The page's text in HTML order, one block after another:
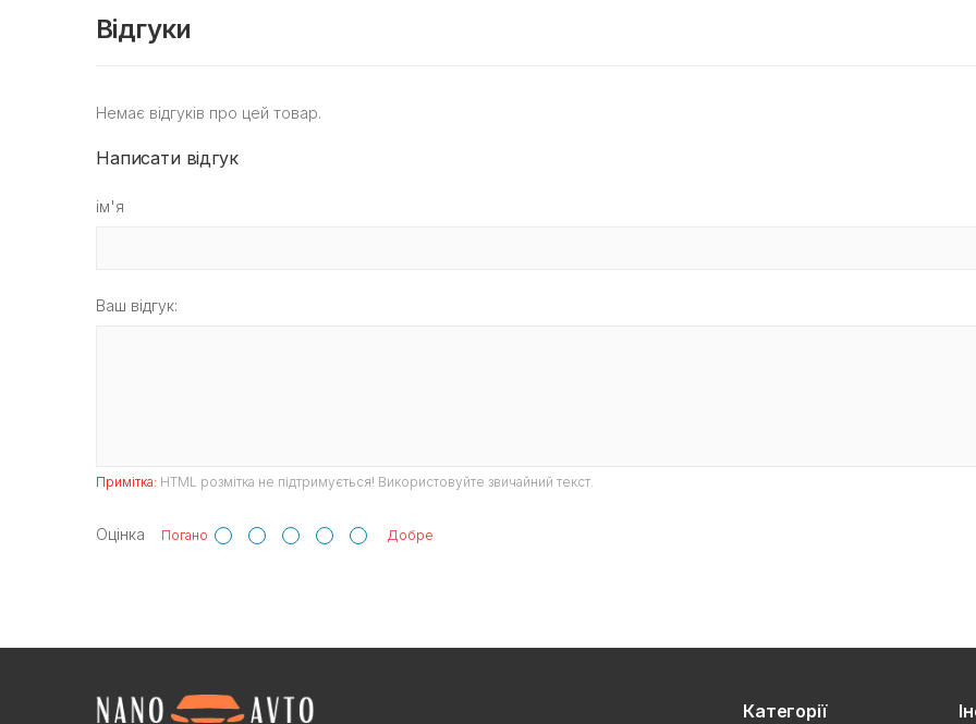
Відгуки
Немає відгуків про цей товар.
Написати відгук
ім'я
Ваш відгук:
Примітка: HTML розмітка не підтримується! Використовуйте звичайний текст.
Оцінка Погано Добре
Категорії